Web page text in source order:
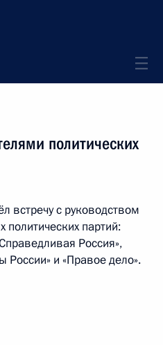
политических
встречу с руководством
политических партий:
Россия»,
России» и «Правое дело».